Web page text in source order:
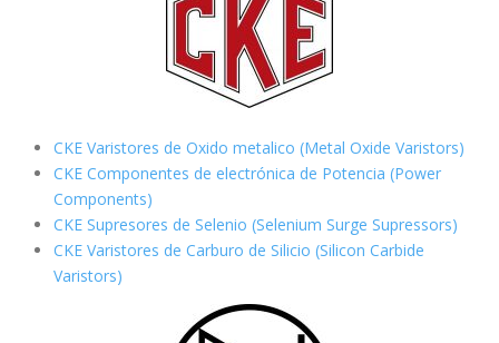
CKE Varistores de Oxido metalico (Metal Oxide Varistors)
CKE Componentes de electrónica de Potencia (Power
Components)
CKE Supresores de Selenio (Selenium Surge Supressors)
CKE Varistores de Carburo de Silicio (Silicon Carbide
Varistors)